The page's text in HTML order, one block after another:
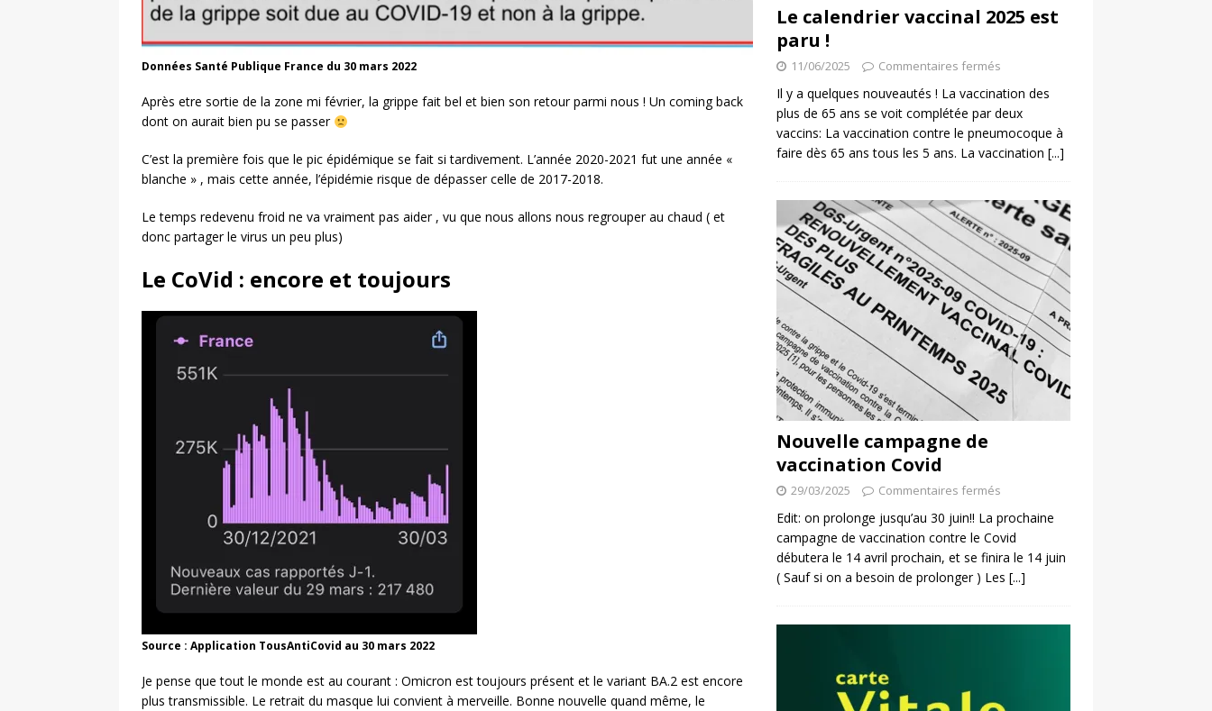
Données Santé Publique France du 30 mars 2022
Après etre sortie de la zone mi février, la grippe fait bel et bien son retour parmi nous ! Un coming back
dont on aurait bien pu se passer
C’est la première fois que le pic épidémique se fait si tardivement. L’année 2020-2021 fut une année «
blanche » , mais cette année, l’épidémie risque de dépasser celle de 2017-2018.
Le temps redevenu froid ne va vraiment pas aider , vu que nous allons nous regrouper au chaud ( et
donc partager le virus un peu plus)
Le CoVid : encore et toujours
Source : Application TousAntiCovid au 30 mars 2022
Je pense que tout le monde est au courant : Omicron est toujours présent et le variant BA.2 est encore
plus transmissible. Le retrait du masque lui convient à merveille. Bonne nouvelle quand même, le
Le calendrier vaccinal 2025 est
paru !
11/06/2025 Commentaires fermés
Il y a quelques nouveautés ! La vaccination des
plus de 65 ans se voit complétée par deux
vaccins: La vaccination contre le pneumocoque à
faire dès 65 ans tous les 5 ans. La vaccination [...]
Nouvelle campagne de
vaccination Covid
29/03/2025 Commentaires fermés
Edit: on prolonge jusqu’au 30 juin!! La prochaine
campagne de vaccination contre le Covid
débutera le 14 avril prochain, et se finira le 14 juin
( Sauf si on a besoin de prolonger ) Les [...]